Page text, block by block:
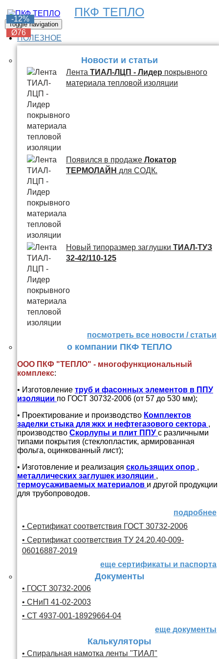
ПКФ ТЕПЛО
Toggle navigation
ПОЛЕЗНОЕ
Новости и статьи
Лента ТИАЛ-ЛЦП - Лидер покрывного
материала тепловой изоляции
Появился в продаже Локатор
ТЕРМОЛАЙН для СОДК.
Новый типоразмер заглушки ТИАЛ-ТУЗ
32-42/110-125
посмотреть все новости / статьи
о компании ПКФ ТЕПЛО
ООО ПКФ "ТЕПЛО" - многофункциональный
комплекс:
• Изготовление труб и фасонных элементов в ППУ
изоляции по ГОСТ 30732-2006 (от 57 до 530 мм);
• Проектирование и производство Комплектов
заделки стыка для жкх и нефтегазового сектора ,
производство Скорлупы и плит ППУ с различными
типами покрытия (стеклопластик, армированная
фольга, оцинкованный лист);
• Изготовление и реализация скользящих опор ,
металлических заглушек изоляции ,
термоусаживаемых материалов и другой продукции
для трубопроводов.
подробнее
• Сертификат соответствия ГОСТ 30732-2006
• Сертификат соответствия ТУ 24.20.40-009-
06016887-2019
еще сертификаты и паспорта
Документы
• ГОСТ 30732-2006
• СНиП 41-02-2003
• СТ 4937-001-18929664-04
еще документы
Калькуляторы
• Спиральная намотка ленты "ТИАЛ"
-6%
Ø76
-6%
Ø76
-6%
Ø76
-6%
Ø76
-12%
Ø76